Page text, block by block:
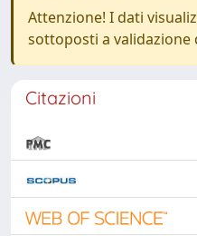
Attenzione! I dati
sottoposti a validazione
Citazioni